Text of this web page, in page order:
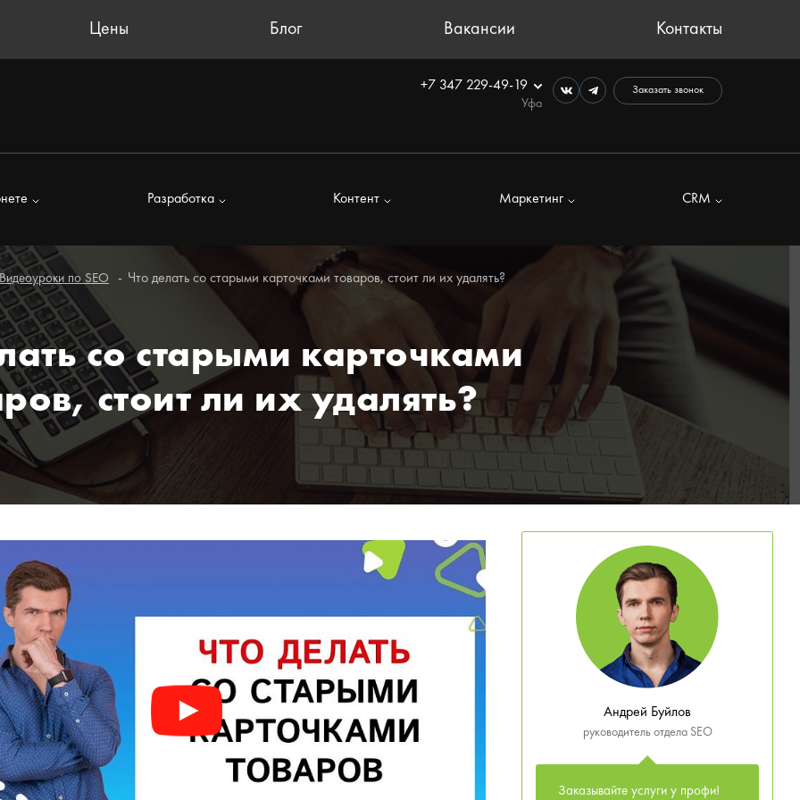
Цены Блог Вакансии Контакты
+7 347 229-49-19
Уфа
Заказать звонок
Разработка Контент Маркетинг CRM
Видеоуроки по SEO Что делать со старыми карточками товаров, стоит ли их удалять?
со старыми карточками
стоит ли их удалять?
Андрей Буйлов
руководитель отдела SEO
Заказывайте услуги у профи!